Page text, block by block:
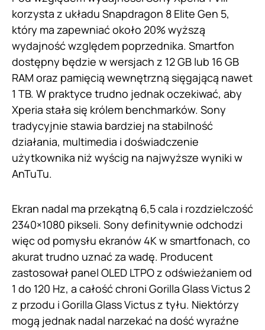
korzysta z układu Snapdragon 8 Elite Gen 5,
który ma zapewniać około 20% wyższą
wydajność względem poprzednika. Smartfon
dostępny będzie w wersjach z 12 GB lub 16 GB
RAM oraz pamięcią wewnętrzną sięgającą nawet
1 TB. W praktyce trudno jednak oczekiwać, aby
Xperia stała się królem benchmarków. Sony
tradycyjnie stawia bardziej na stabilność
działania, multimedia i doświadczenie
użytkownika niż wyścig na najwyższe wyniki w
AnTuTu.
Ekran nadal ma przekątną 6,5 cala i rozdzielczość
2340×1080 pikseli. Sony definitywnie odchodzi
więc od pomysłu ekranów 4K w smartfonach, co
akurat trudno uznać za wadę. Producent
zastosował panel OLED LTPO z odświeżaniem od
1 do 120 Hz, a całość chroni Gorilla Glass Victus 2
z przodu i Gorilla Glass Victus z tyłu. Niektórzy
mogą jednak nadal narzekać na dość wyraźne